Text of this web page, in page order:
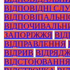
ВІДПОВІДНІ
ЗАПОРІЖЖЯ
ВІДПРАВЛЕННЯ
ВІДРИВ
ВІДСТОЮВАННЯ